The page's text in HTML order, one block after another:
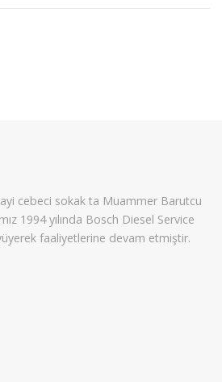
cebeci sokak ta Muammer Barutcu
1994 yılında Bosch Diesel Service
faaliyetlerine devam etmiştir.